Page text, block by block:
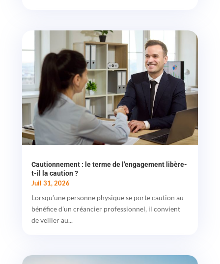
Cautionnement : le terme de l’engagement libère-
t-il la caution ?
Juil 31, 2026
Lorsqu’une personne physique se porte caution au
bénéfice d’un créancier professionnel, il convient
de veiller au...